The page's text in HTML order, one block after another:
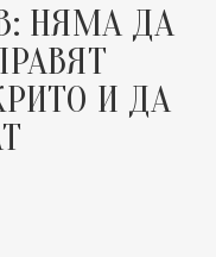
НЯМА ДА
И ДА